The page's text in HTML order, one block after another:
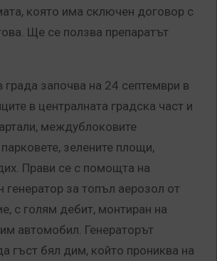
която има сключен договор с
Ще се ползва препаратът
града започва на 24 септември в
в централната градска част и
междублоковите
зелените площи,
Прави се с помощта на
генератор за топъл аерозол от
с голям дебит, монтиран на
автомобил. Генераторът
гъст бял дим, който прониква на